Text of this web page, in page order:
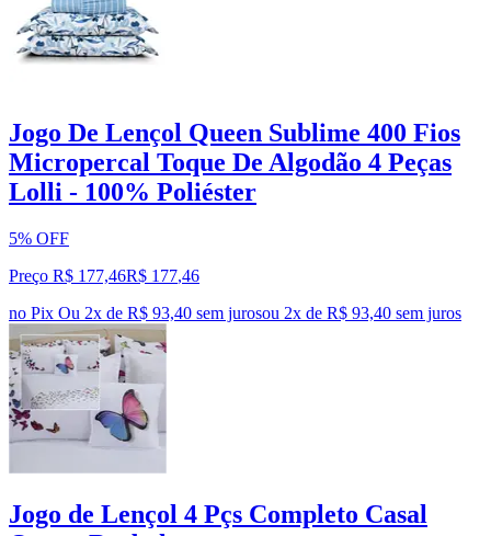
Jogo De Lençol Queen Sublime 400 Fios
Micropercal Toque De Algodão 4 Peças
Lolli - 100% Poliéster
5% OFF
Preço R$ 177,46R$ 177,46
no Pix Ou 2x de R$ 93,40 sem jurosou 2x de R$ 93,40 sem juros
Jogo de Lençol 4 Pçs Completo Casal